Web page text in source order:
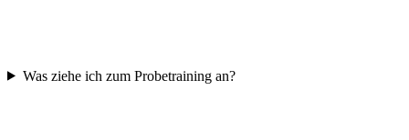
Was ziehe ich zum Probetraining an?